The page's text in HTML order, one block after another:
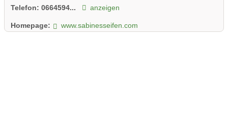
Dass die Seifen mit gutem Gewissen verwendet werden
verzichte nämlich konsequent auf umstrittene
Telefon: 0664594... anzeigen
Homepage: www.sabinesseifen.com